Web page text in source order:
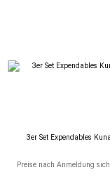
3er Set Expendables
Preise nach Anmeldung